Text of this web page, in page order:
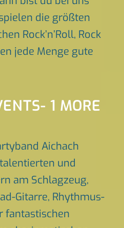
die größten
Rock’n’Roll, Rock
jede Menge gute
1 MORE
Aichach
und
am Schlagzeug,
Gitarre, Rhythmus-
fantastischen